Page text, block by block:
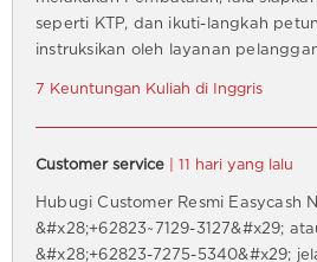
seperti KTP, dan ikuti-langkah
instruksikan oleh layanan
7 Keuntungan Kuliah di Inggris
Customer service | 11 hari yang lalu
Hubugi Customer Resmi Easycash
&#x28;+62823~7129-3127&#x29;
&#x28;+62823-7275-5340&#x29;